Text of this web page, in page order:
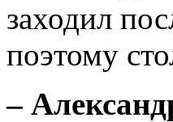
заходил
поэтому
–